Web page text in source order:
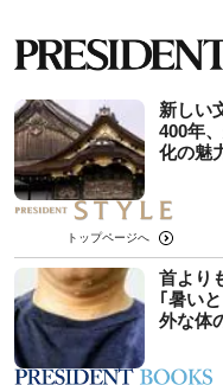
新しい
400年
化の魅
トップページへ
首より
｢暑い
外な体